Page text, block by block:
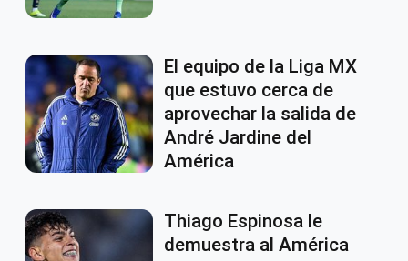
El equipo de la Liga MX
que estuvo cerca de
aprovechar la salida de
André Jardine del
América
Thiago Espinosa le
demuestra al América